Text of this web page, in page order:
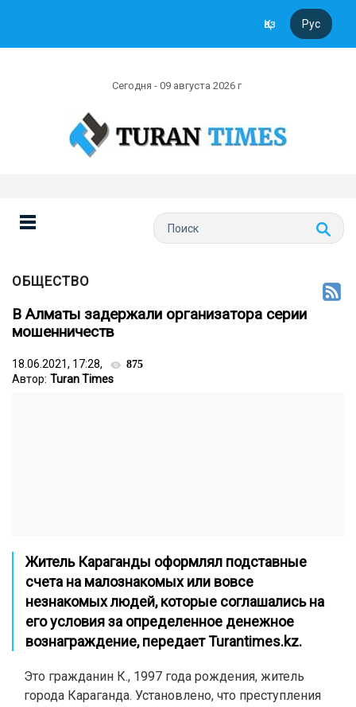
Қаз Рус
Сегодня - 09 августа 2026 г
ОБЩЕСТВО
В Алматы задержали организатора серии
мошенничеств
18.06.2021, 17:28, 875
Автор: Turan Times
Житель Караганды оформлял подставные
счета на малознакомых или вовсе
незнакомых людей, которые соглашались на
его условия за определенное денежное
вознаграждение, передаетTurantimes.kz.
Это гражданин К., 1997 года рождения, житель
города Караганда. Установлено, что преступления